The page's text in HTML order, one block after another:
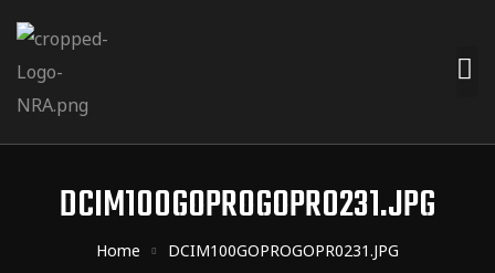
DCIM100GOPROGOPR0231.JPG
Home DCIM100GOPROGOPR0231.JPG